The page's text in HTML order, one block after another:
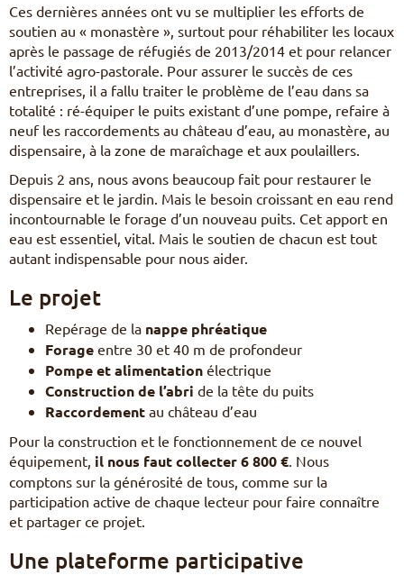
Ces dernières années ont vu se multiplier les efforts de
soutien au « monastère », surtout pour réhabiliter les locaux
après le passage de réfugiés de 2013/2014 et pour relancer
l’activité agro-pastorale. Pour assurer le succès de ces
entreprises, il a fallu traiter le problème de l’eau dans sa
totalité : ré-équiper le puits existant d’une pompe, refaire à
neuf les raccordements au château d’eau, au monastère, au
dispensaire, à la zone de maraîchage et aux poulaillers.
Depuis 2 ans, nous avons beaucoup fait pour restaurer le
dispensaire et le jardin. Mais le besoin croissant en eau rend
incontournable le forage d’un nouveau puits. Cet apport en
eau est essentiel, vital. Mais le soutien de chacun est tout
autant indispensable pour nous aider.
Le projet
Repérage de la nappe phréatique
Forage entre 30 et 40 m de profondeur
Pompe et alimentation électrique
Construction de l’abri de la tête du puits
Raccordement au château d’eau
Pour la construction et le fonctionnement de ce nouvel
équipement, il nous faut collecter 6 800 € . Nous
comptons sur la générosité de tous, comme sur la
participation active de chaque lecteur pour faire connaître
et partager ce projet.
Une plateforme participative